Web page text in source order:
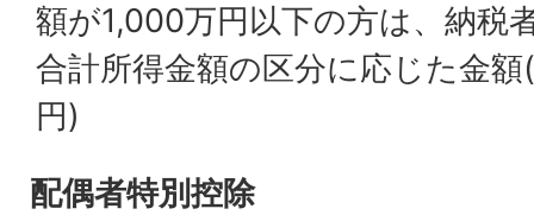
額が1,000万円以下の方は、納税
合計所得金額の区分に応じた金
円)
配偶者特別控除